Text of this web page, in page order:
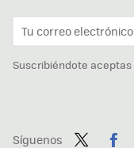
Suscribiéndote
Síguenos